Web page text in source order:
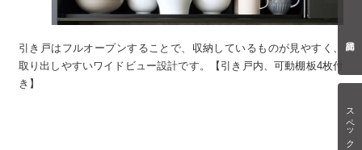
スペック情報
引き戸はフルオープンすることで、収納しているものが見やすく、
取り出しやすいワイドビュー設計です。【引き戸内、可動棚板4枚付
き】